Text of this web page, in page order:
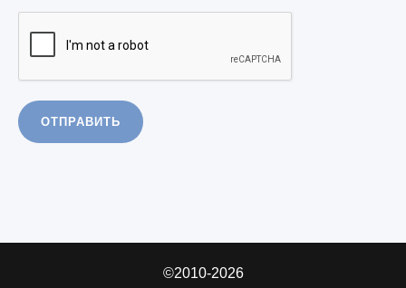
ОТПРАВИТЬ
©2010-2026